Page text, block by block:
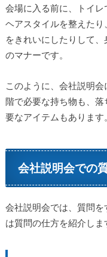
会場に入る前に、トイ
ヘアスタイルを整えた
をきれいにしたりして
のマナーです。
このように、会社説明
階で必要な持ち物も、
要なアイテムもあります。
会社説明会での
会社説明会では、質問
は質問の仕方を紹介しま